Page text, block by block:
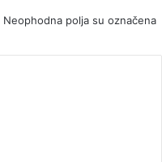
Neophodna polja su označena